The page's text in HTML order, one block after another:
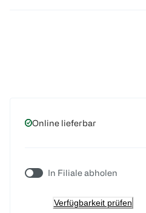
Online lieferbar
In Filiale abholen
Verfügbarkeit prüfen